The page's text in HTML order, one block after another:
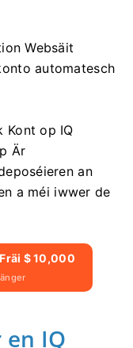
Websäit
automatesch
Kont op IQ
Är
an
a méi iwwer de
$ 10,000
IQ